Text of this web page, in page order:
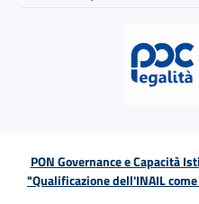
PON Governance e Capacità
"Qualificazione dell'INAIL